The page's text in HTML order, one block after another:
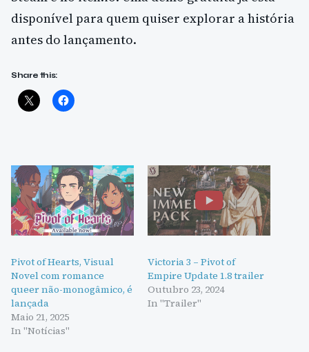
disponível para quem quiser explorar a história
antes do lançamento.
Share this:
Pivot of Hearts, Visual
Novel com romance
queer não-monogâmico, é
lançada
Maio 21, 2025
In "Notícias"
Victoria 3 – Pivot of
Empire Update 1.8 trailer
Outubro 23, 2024
In "Trailer"